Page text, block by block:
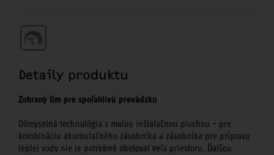
Detaily produktu
Zohraný tím pre spoľahlivú prevádzku
Dômyselná technológia s malou inštalačnou plochou – pre
kombináciu akumulačného zásobníka a zásobníka pre prípravu
teplej vody nie je potrebné obetovať veľa priestoru. Ďalšou